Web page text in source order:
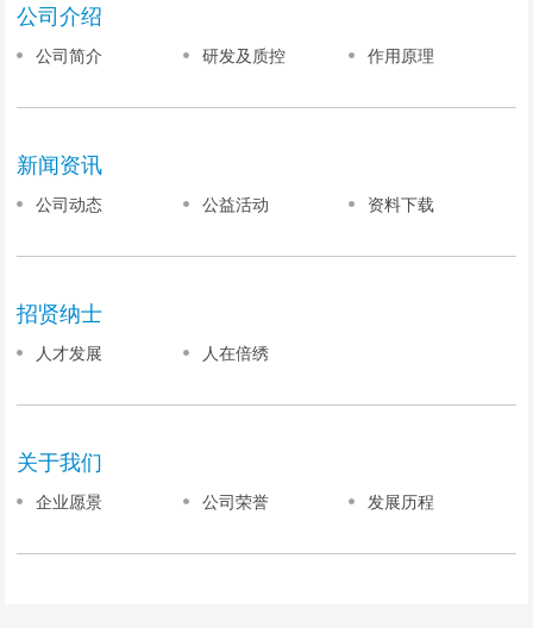
公司介绍
公司简介 研发及质控 作用原理
新闻资讯
公司动态 公益活动 资料下载
招贤纳士
人才发展 人在倍绣
关于我们
企业愿景 公司荣誉 发展历程